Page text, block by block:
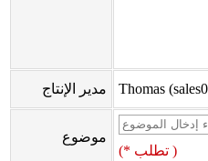
مدير الإنتاج Thomas
موضوع
(* تطلب )